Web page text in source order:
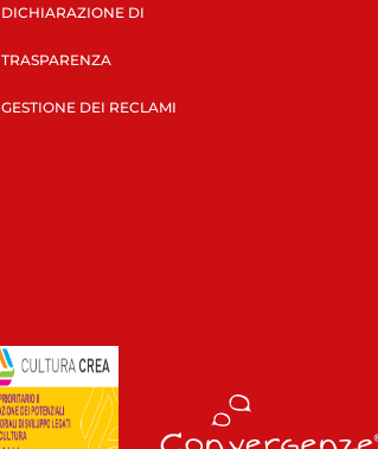
DICHIARAZIONE DI
TRASPARENZA
GESTIONE DEI RECLAMI